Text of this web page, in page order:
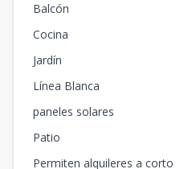
Balcón
Cocina
Jardín
Línea Blanca
paneles solares
Patio
Permiten alquileres a corto